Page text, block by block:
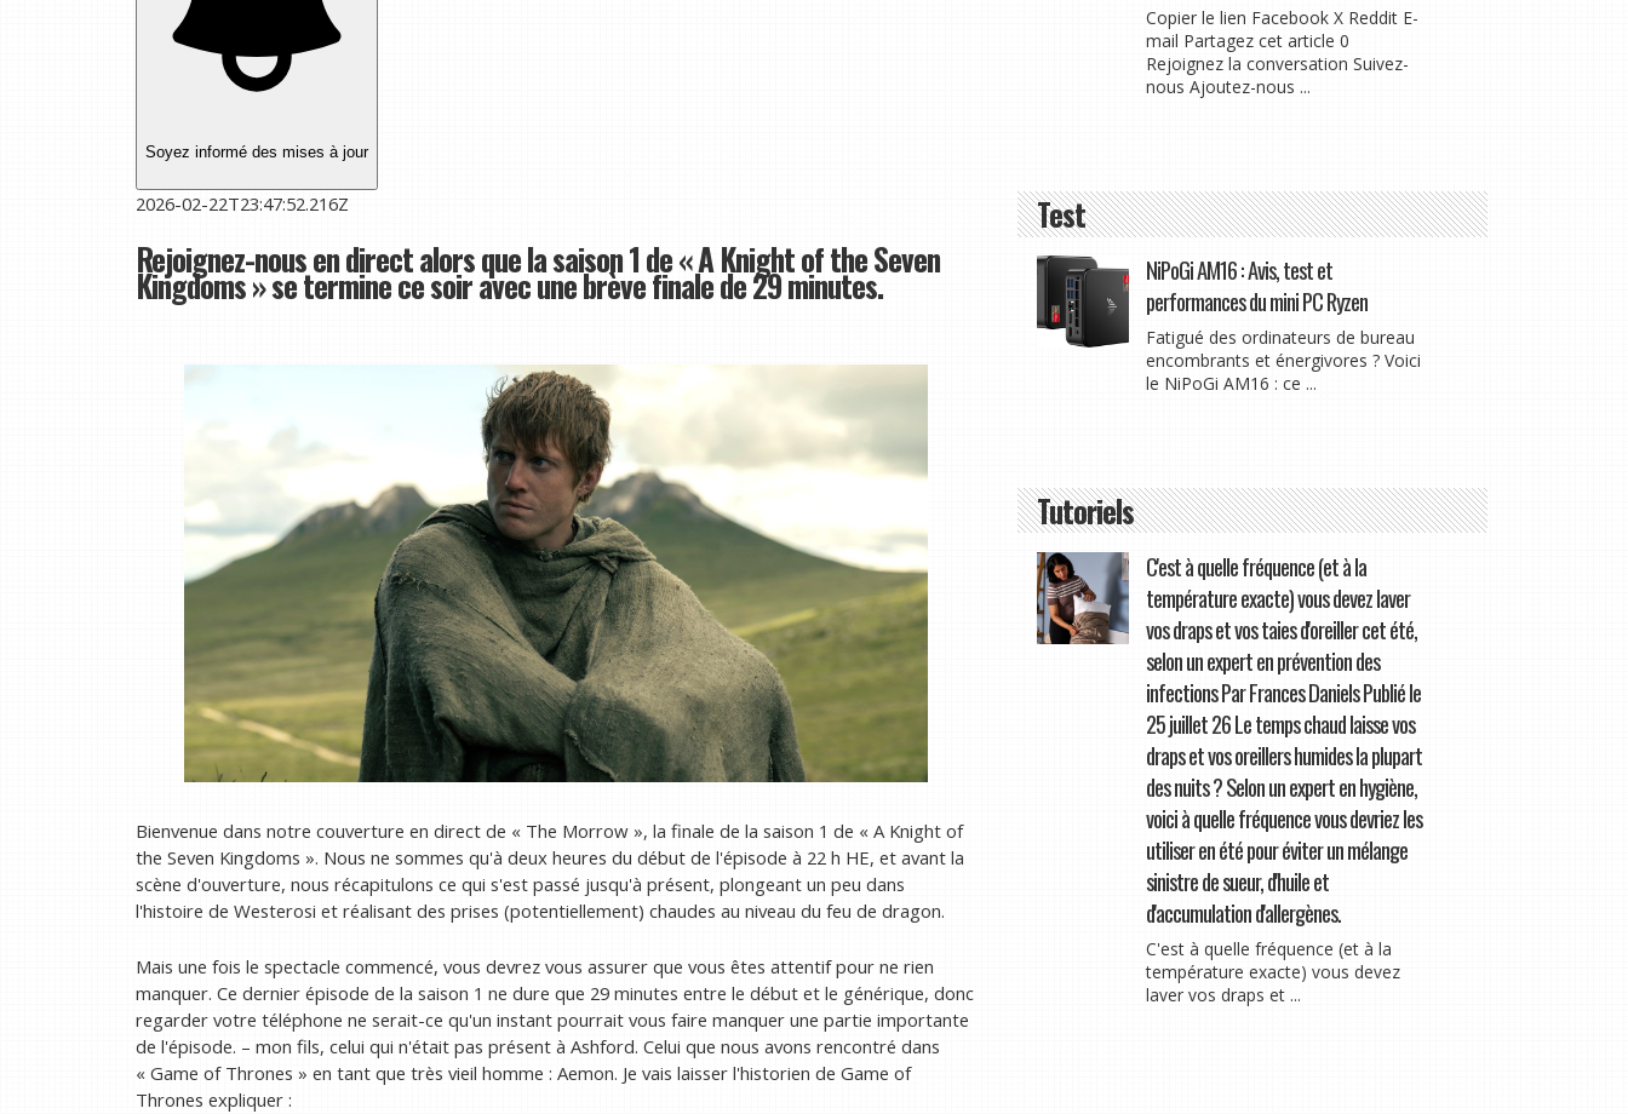
Soyez informé des mises à jour
2026-02-22T23:47:52.216Z
Rejoignez-nous en direct alors que la saison 1 de « A Knight of the Seven
Kingdoms » se termine ce soir avec une brève finale de 29 minutes.
Bienvenue dans notre couverture en direct de « The Morrow », la finale de la saison 1 de « A Knight of
the Seven Kingdoms ». Nous ne sommes qu'à deux heures du début de l'épisode à 22 h HE, et avant la
scène d'ouverture, nous récapitulons ce qui s'est passé jusqu'à présent, plongeant un peu dans
l'histoire de Westerosi et réalisant des prises (potentiellement) chaudes au niveau du feu de dragon.
Mais une fois le spectacle commencé, vous devrez vous assurer que vous êtes attentif pour ne rien
manquer. Ce dernier épisode de la saison 1 ne dure que 29 minutes entre le début et le générique, donc
regarder votre téléphone ne serait-ce qu'un instant pourrait vous faire manquer une partie importante
de l'épisode. – mon fils, celui qui n'était pas présent à Ashford. Celui que nous avons rencontré dans
« Game of Thrones » en tant que très vieil homme : Aemon. Je vais laisser l'historien de Game of
Thrones expliquer :
Copier le lien Facebook X Reddit E-
mail Partagez cet article 0
Rejoignez la conversation Suivez-
nous Ajoutez-nous ...
Test
NiPoGi AM16 : Avis, test et
performances du mini PC Ryzen
Fatigué des ordinateurs de bureau
encombrants et énergivores ? Voici
le NiPoGi AM16 : ce ...
Tutoriels
C'est à quelle fréquence (et à la
température exacte) vous devez laver
vos draps et vos taies d'oreiller cet été,
selon un expert en prévention des
infections Par Frances Daniels Publié le
25 juillet 26 Le temps chaud laisse vos
draps et vos oreillers humides la plupart
des nuits ? Selon un expert en hygiène,
voici à quelle fréquence vous devriez les
utiliser en été pour éviter un mélange
sinistre de sueur, d'huile et
d'accumulation d'allergènes.
C'est à quelle fréquence (et à la
température exacte) vous devez
laver vos draps et ...